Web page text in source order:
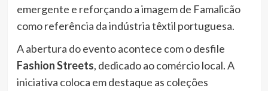
emergente e reforçando a imagem de Famalicão
como referência da indústria têxtil portuguesa.
A abertura do evento acontece com o desfile
Fashion Streets, dedicado ao comércio local. A
iniciativa coloca em destaque as coleções